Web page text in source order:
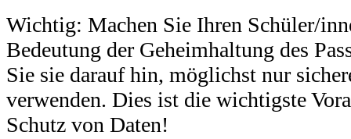
Wichtig: Machen Sie Ihren Schüler/
Bedeutung der Geheimhaltung des
Sie sie darauf hin, möglichst nur
verwenden. Dies ist die wichtigste
Schutz von Daten!